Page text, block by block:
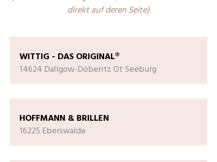
direkt auf deren Seite)
WITTIG - DAS ORIGINAL®
14624 Dallgow-Döberitz Ot Seeburg
HOFFMANN & BRILLEN
16225 Eberswalde